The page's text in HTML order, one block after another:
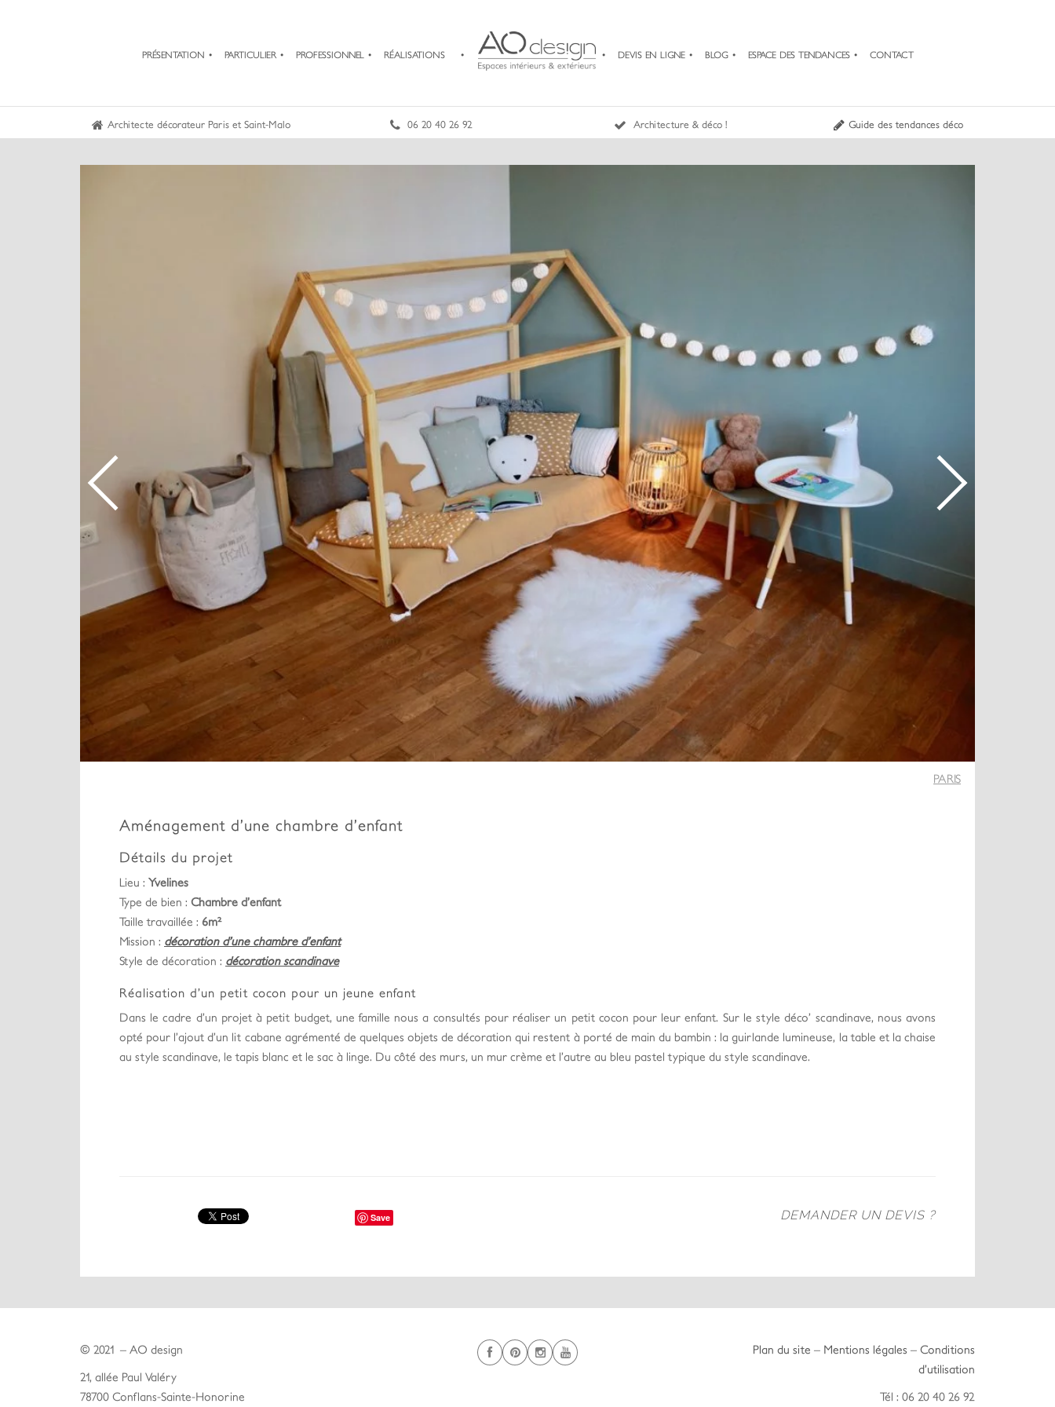
PRÉSENTATION PARTICULIER PROFESSIONNEL RÉALISATIONS DEVIS EN LIGNE BLOG ESPACE DES TENDANCES CONTACT
Architecte décorateur Paris et Saint-Malo 06 20 40 26 92 Architecture & déco ! Guide des tendances déco
PARIS
Aménagement d’une chambre d’enfant
Détails du projet
Lieu : Yvelines
Type de bien : Chambre d’enfant
Taille travaillée : 6m²
Mission : décoration d’une chambre d’enfant
Style de décoration : décoration scandinave
Réalisation d’un petit cocon pour un jeune enfant
Dans le cadre d’un projet à petit budget, une famille nous a consultés pour réaliser un petit cocon pour leur enfant. Sur le style déco’ scandinave, nous avons
opté pour l’ajout d’un lit cabane agrémenté de quelques objets de décoration qui restent à porté de main du bambin : la guirlande lumineuse, la table et la chaise
au style scandinave, le tapis blanc et le sac à linge. Du côté des murs, un mur crème et l’autre au bleu pastel typique du style scandinave.
Save DEMANDER UN DEVIS ?
© 2021 – AO design
21, allée Paul Valéry
78700 Conflans-Sainte-Honorine
Plan du site – Mentions légales – Conditions
d’utilisation
Tél : 06 20 40 26 92